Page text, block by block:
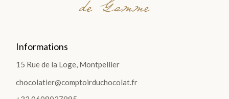
de Gamme
Informations
15 Rue de la Loge, Montpellier
chocolatier@comptoirduchocolat.fr